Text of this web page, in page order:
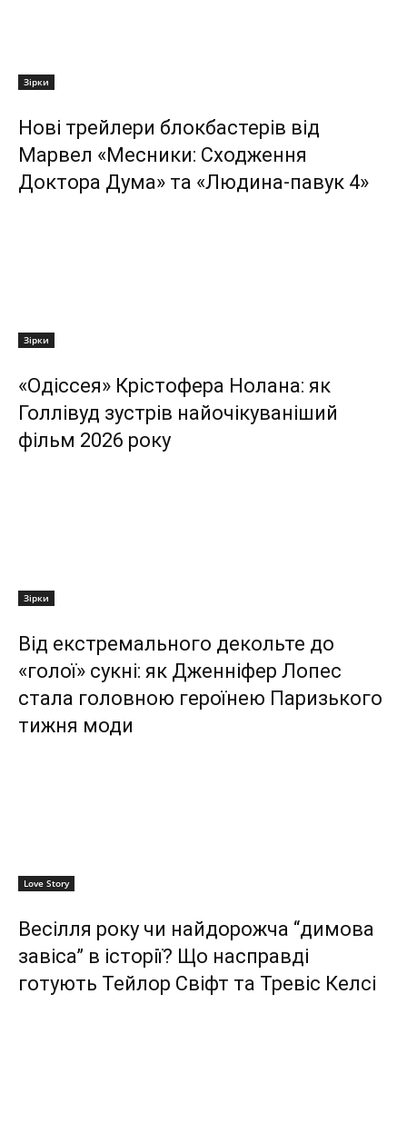
Зірки
Нові трейлери блокбастерів від
Марвел «Месники: Сходження
Доктора Дума» та «Людина-павук 4»
Зірки
«Одіссея» Крістофера Нолана: як
Голлівуд зустрів найочікуваніший
фільм 2026 року
Зірки
Від екстремального декольте до
«голої» сукні: як Дженніфер Лопес
стала головною героїнею Паризького
тижня моди
Love Story
Весілля року чи найдорожча “димова
завіса” в історії? Що насправді
готують Тейлор Свіфт та Тревіс Келсі